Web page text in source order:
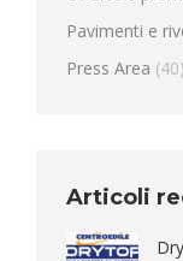
Pavimenti e
Press Area (40)
Articoli